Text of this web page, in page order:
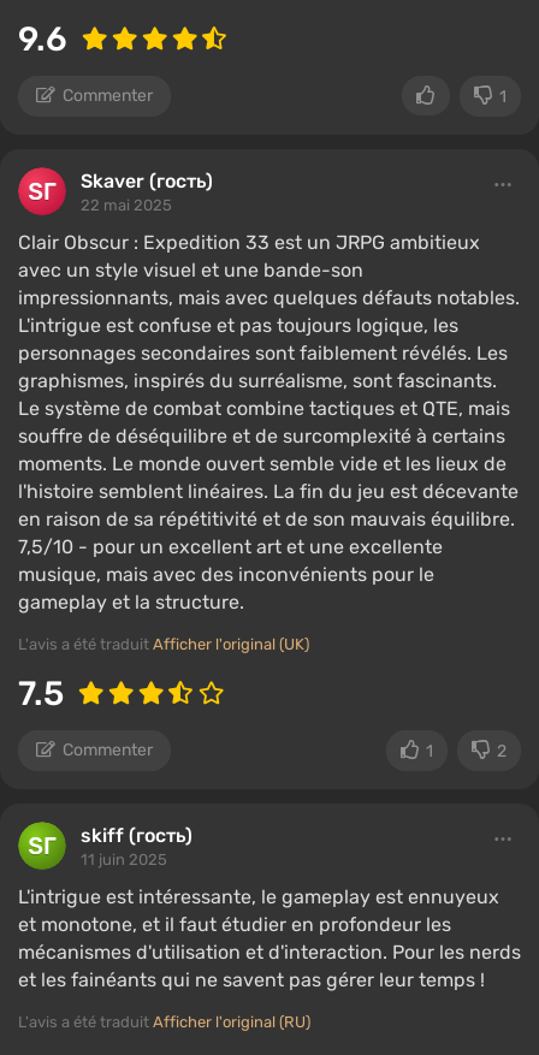
9.6
Commenter 1
Skaver (гость)
22 mai 2025
Clair Obscur : Expedition 33 est un JRPG ambitieux
avec un style visuel et une bande-son
impressionnants, mais avec quelques défauts notables.
L'intrigue est confuse et pas toujours logique, les
personnages secondaires sont faiblement révélés. Les
graphismes, inspirés du surréalisme, sont fascinants.
Le système de combat combine tactiques et QTE, mais
souffre de déséquilibre et de surcomplexité à certains
moments. Le monde ouvert semble vide et les lieux de
l'histoire semblent linéaires. La fin du jeu est décevante
en raison de sa répétitivité et de son mauvais équilibre.
7,5/10 - pour un excellent art et une excellente
musique, mais avec des inconvénients pour le
gameplay et la structure.
L'avis a été traduit Afficher l'original (UK)
7.5
Commenter 1 2
skiff (гость)
11 juin 2025
L'intrigue est intéressante, le gameplay est ennuyeux
et monotone, et il faut étudier en profondeur les
mécanismes d'utilisation et d'interaction. Pour les nerds
et les fainéants qui ne savent pas gérer leur temps !
L'avis a été traduit Afficher l'original (RU)